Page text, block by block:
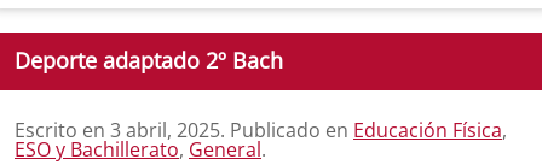
Deporte adaptado 2º Bach
Escrito en 3 abril, 2025. Publicado en Educación Física,
ESO y Bachillerato, General.